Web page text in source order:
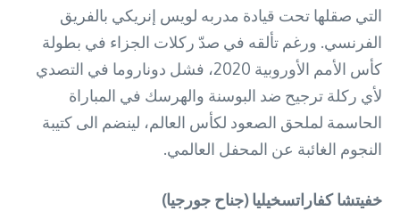
التي صقلها تحت قيادة مدربه لويس إنريكي بالفريق
الفرنسي. ورغم تألقه في صدّ ركلات الجزاء في بطولة
كأس الأمم الأوروبية 2020، فشل دوناروما في التصدي
لأي ركلة ترجيح ضد البوسنة والهرسك في المباراة
الحاسمة لملحق الصعود لكأس العالم، لينضم الى كتيبة
النجوم الغائبة عن المحفل العالمي.
خفيتشا كفاراتسخيليا (جناح جورجيا)